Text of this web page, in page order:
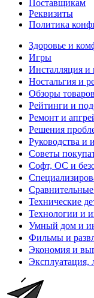
Поставщикам
Реквизиты
Политика
Здоровье и
Игры
Инсталляция и
Ностальгия и
Обзоры
Рейтинги и
Ремонт и
Решения
Руководства и
Советы
Софт, ОС и
Технические
Технологии и
Умный дом и
Фильмы и
Экономия и
Эксплуатация,